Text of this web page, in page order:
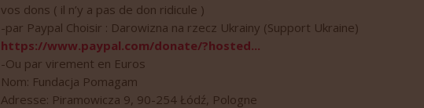
vos dons ( il n’y a pas de don ridicule )
-par Paypal Choisir : Darowizna na rzecz Ukrainy (Support Ukraine)
https://www.paypal.com/donate/?hosted...
-Ou par virement en Euros
Nom: Fundacja Pomagam
Adresse: Piramowicza 9, 90-254 Łódź, Pologne